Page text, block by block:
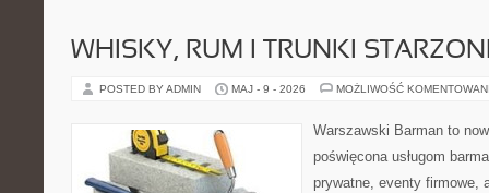
WHISKY, RUM I TRUNKI
POSTED BY ADMIN MAJ - 9 - 2026 MOŻLIWOŚĆ
Warszawski Barman to
poświęcona usługom
prywatne, eventy firmowe,